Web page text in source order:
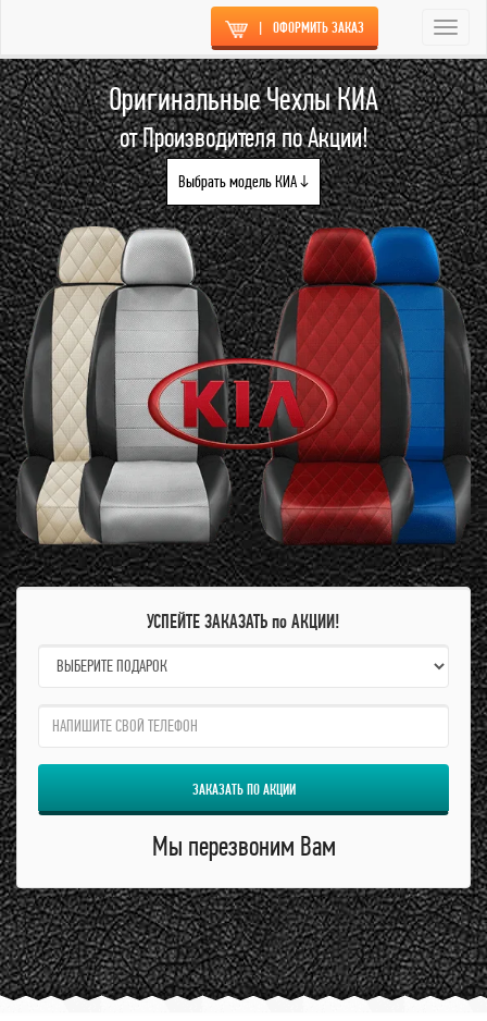
| ОФОРМИТЬ ЗАКАЗ
Оригинальные Чехлы КИА
от Производителя по Акции!
Выбрать модель КИА ↓
УСПЕЙТЕ ЗАКАЗАТЬ по АКЦИИ!
name:
qzw:
ЗАКАЗАТЬ ПО АКЦИИ
Мы перезвоним Вам